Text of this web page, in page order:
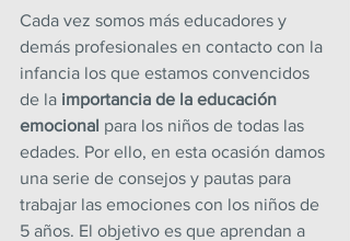
Cada vez somos más educadores y
demás profesionales en contacto con la
infancia los que estamos convencidos
de la importancia de la educación
emocional para los niños de todas las
edades. Por ello, en esta ocasión damos
una serie de consejos y pautas para
trabajar las emociones con los niños de
5 años. El objetivo es que aprendan a